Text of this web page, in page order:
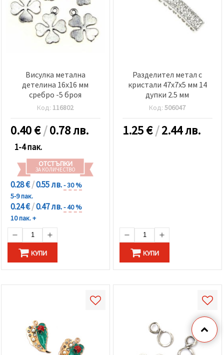
Висулка метална
детелина 16x16 мм
сребро -5 броя
Код: 116802
0.40€/0.78 лв.
1-4 пак.
ОТСТЪПКИ
ЗА КОЛИЧЕСТВО
0.28 €/0.55 лв.- 30 %
5-9 пак.
0.24 €/0.47 лв.- 40 %
10 пак. +
КУПИ
Разделител метал с
кристали 47x7x5 мм 14
дупки 2.5 мм
Код:506047
1.25€/2.44 лв.
КУПИ